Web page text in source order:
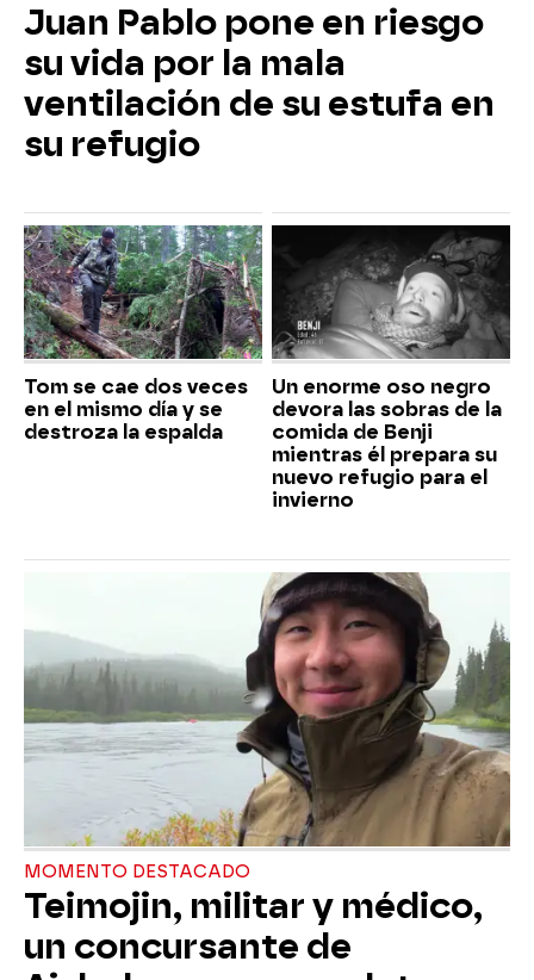
Juan Pablo pone en riesgo
su vida por la mala
ventilación de su estufa en
su refugio
Tom se cae dos veces
en el mismo día y se
destroza la espalda
Un enorme oso negro
devora las sobras de la
comida de Benji
mientras él prepara su
nuevo refugio para el
invierno
MOMENTO DESTACADO
Teimojin, militar y médico,
un concursante de